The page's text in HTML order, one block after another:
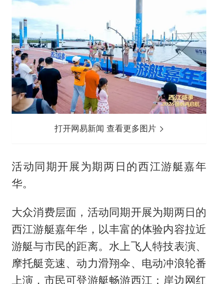
打开网易新闻 查看更多图片
活动同期开展为期两日的西江游艇嘉年
华。
大众消费层面，活动同期开展为期两日的
西江游艇嘉年华，以丰富的体验内容拉近
游艇与市民的距离。水上飞人特技表演、
摩托艇竞速、动力滑翔伞、电动冲浪轮番
上演，市民可登游艇畅游西江；岸边网红